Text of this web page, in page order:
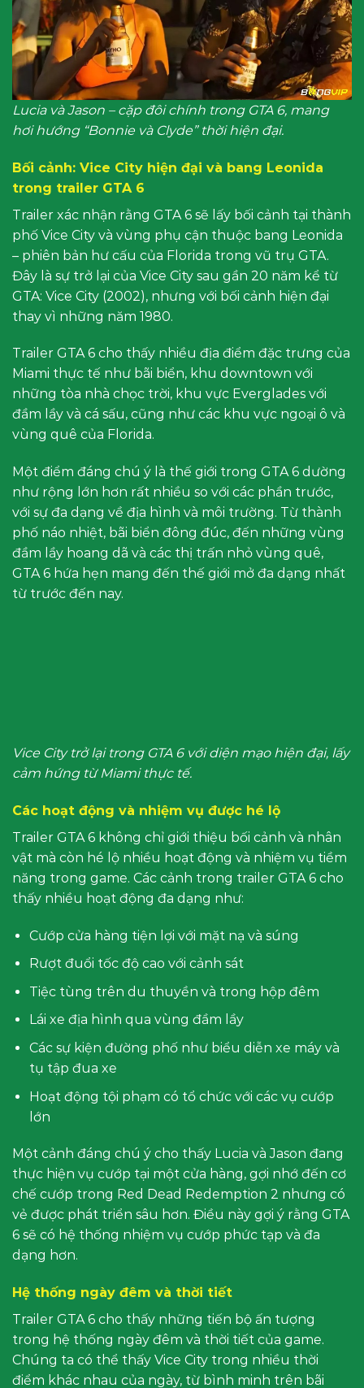
Lucia và Jason – cặp đôi chính trong GTA 6, mang
hơi hướng “Bonnie và Clyde” thời hiện đại.
Bối cảnh: Vice City hiện đại và bang Leonida
trong trailer GTA 6
Trailer xác nhận rằng GTA 6 sẽ lấy bối cảnh tại thành
phố Vice City và vùng phụ cận thuộc bang Leonida
– phiên bản hư cấu của Florida trong vũ trụ GTA.
Đây là sự trở lại của Vice City sau gần 20 năm kể từ
GTA: Vice City (2002), nhưng với bối cảnh hiện đại
thay vì những năm 1980.
Trailer GTA 6 cho thấy nhiều địa điểm đặc trưng của
Miami thực tế như bãi biển, khu downtown với
những tòa nhà chọc trời, khu vực Everglades với
đầm lầy và cá sấu, cũng như các khu vực ngoại ô và
vùng quê của Florida.
Một điểm đáng chú ý là thế giới trong GTA 6 dường
như rộng lớn hơn rất nhiều so với các phần trước,
với sự đa dạng về địa hình và môi trường. Từ thành
phố náo nhiệt, bãi biển đông đúc, đến những vùng
đầm lầy hoang dã và các thị trấn nhỏ vùng quê,
GTA 6 hứa hẹn mang đến thế giới mở đa dạng nhất
từ trước đến nay.
Vice City trở lại trong GTA 6 với diện mạo hiện đại, lấy
cảm hứng từ Miami thực tế.
Các hoạt động và nhiệm vụ được hé lộ
Trailer GTA 6 không chỉ giới thiệu bối cảnh và nhân
vật mà còn hé lộ nhiều hoạt động và nhiệm vụ tiềm
năng trong game. Các cảnh trong trailer GTA 6 cho
thấy nhiều hoạt động đa dạng như:
Cướp cửa hàng tiện lợi với mặt nạ và súng
Rượt đuổi tốc độ cao với cảnh sát
Tiệc tùng trên du thuyền và trong hộp đêm
Lái xe địa hình qua vùng đầm lầy
Các sự kiện đường phố như biểu diễn xe máy và
tụ tập đua xe
Hoạt động tội phạm có tổ chức với các vụ cướp
lớn
Một cảnh đáng chú ý cho thấy Lucia và Jason đang
thực hiện vụ cướp tại một cửa hàng, gợi nhớ đến cơ
chế cướp trong Red Dead Redemption 2 nhưng có
vẻ được phát triển sâu hơn. Điều này gợi ý rằng GTA
6 sẽ có hệ thống nhiệm vụ cướp phức tạp và đa
dạng hơn.
Hệ thống ngày đêm và thời tiết
Trailer GTA 6 cho thấy những tiến bộ ấn tượng
trong hệ thống ngày đêm và thời tiết của game.
Chúng ta có thể thấy Vice City trong nhiều thời
điểm khác nhau của ngày, từ bình minh trên bãi